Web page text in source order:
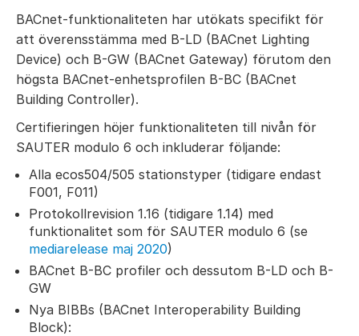
BACnet-funktionaliteten har utökats specifikt för
att överensstämma med B-LD (BACnet Lighting
Device) och B-GW (BACnet Gateway) förutom den
högsta BACnet-enhetsprofilen B-BC (BACnet
Building Controller).
Certifieringen höjer funktionaliteten till nivån för
SAUTER modulo 6 och inkluderar följande:
Alla ecos504/505 stationstyper (tidigare endast
F001, F011)
Protokollrevision 1.16 (tidigare 1.14) med
funktionalitet som för SAUTER modulo 6 (se
mediarelease maj 2020)
BACnet B-BC profiler och dessutom B-LD och B-
GW
Nya BIBBs (BACnet Interoperability Building
Block):